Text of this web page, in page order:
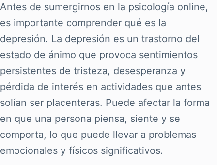
Antes de sumergirnos en la psicología online,
es importante comprender qué es la
depresión. La depresión es un trastorno del
estado de ánimo que provoca sentimientos
persistentes de tristeza, desesperanza y
pérdida de interés en actividades que antes
solían ser placenteras. Puede afectar la forma
en que una persona piensa, siente y se
comporta, lo que puede llevar a problemas
emocionales y físicos significativos.